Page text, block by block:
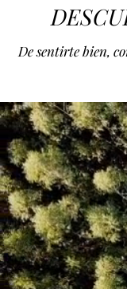
De sentirte bien,